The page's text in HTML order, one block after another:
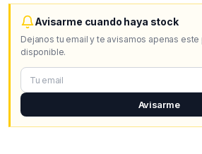
Avisarme cuando haya stock
Dejanos tu email y te avisamos apenas
disponible.
Avisarme